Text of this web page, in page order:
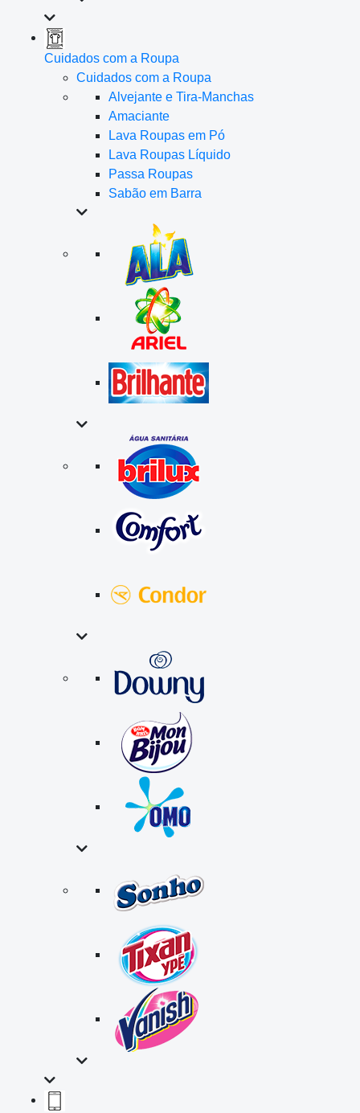
Cuidados com a Roupa
Cuidados com a Roupa
Alvejante e Tira-Manchas
Amaciante
Lava Roupas em Pó
Lava Roupas Líquido
Passa Roupas
Sabão em Barra